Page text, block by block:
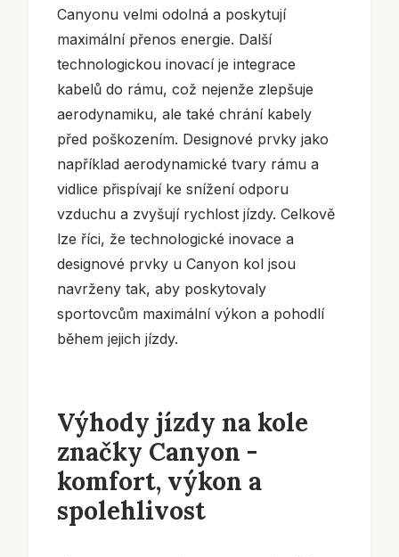
Canyonu velmi odolná a poskytují
maximální přenos energie. Další
technologickou inovací je integrace
kabelů do rámu, což nejenže zlepšuje
aerodynamiku, ale také chrání kabely
před poškozením. Designové prvky jako
například aerodynamické tvary rámu a
vidlice přispívají ke snížení odporu
vzduchu a zvyšují rychlost jízdy. Celkově
lze říci, že technologické inovace a
designové prvky u Canyon kol jsou
navrženy tak, aby poskytovaly
sportovcům maximální výkon a pohodlí
během jejich jízdy.
Výhody jízdy na kole
značky Canyon -
komfort, výkon a
spolehlivost